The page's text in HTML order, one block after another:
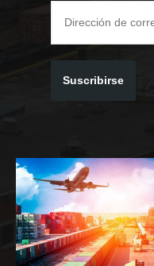
Suscribirse